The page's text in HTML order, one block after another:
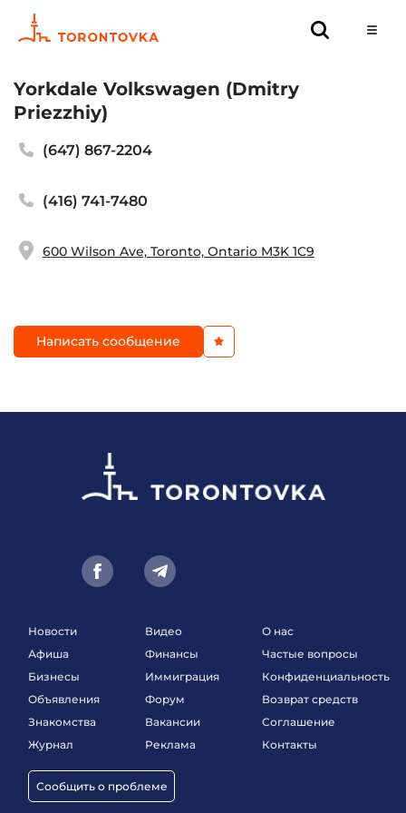
Yorkdale Volkswagen (Dmitry
Priezzhiy)
(647) 867-2204
(416) 741-7480
600 Wilson Ave, Toronto, Ontario M3K 1C9
Написать сообщение
Новости
Афиша
Бизнесы
Объявления
Знакомства
Журнал
Сообщить о проблеме
Видео
Финансы
Иммиграция
Форум
Вакансии
Реклама
О нас
Частые вопросы
Конфиденциальность
Возврат средств
Соглашение
Контакты